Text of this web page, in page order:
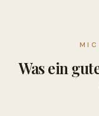
Was ein